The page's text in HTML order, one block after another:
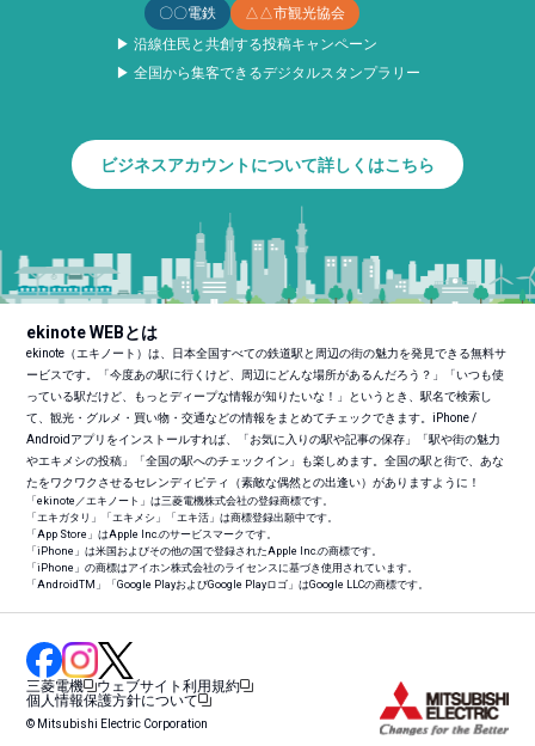
〇〇電鉄
△△市観光協会
▶ 沿線住民と共創する投稿キャンペーン
▶ 全国から集客できるデジタルスタンプラリー
ビジネスアカウントについて詳しくはこちら
ekinote WEBとは
ekinote（エキノート）は、日本全国すべての鉄道駅と周辺の街の魅力を発見できる無料サ
ービスです。「今度あの駅に行くけど、周辺にどんな場所があるんだろう？」「いつも使
っている駅だけど、もっとディープな情報が知りたいな！」というとき、駅名で検索し
て、観光・グルメ・買い物・交通などの情報をまとめてチェックできます。iPhone /
Androidアプリをインストールすれば、「お気に入りの駅や記事の保存」「駅や街の魅力
やエキメシの投稿」「全国の駅へのチェックイン」も楽しめます。全国の駅と街で、あな
たをワクワクさせるセレンディピティ（素敵な偶然との出逢い）がありますように！
「ekinote／エキノート」は三菱電機株式会社の登録商標です。
「エキガタリ」「エキメシ」「エキ活」は商標登録出願中です。
「App Store」はApple Inc.のサービスマークです。
「iPhone」は米国およびその他の国で登録されたApple Inc.の商標です。
「iPhone」の商標はアイホン株式会社のライセンスに基づき使用されています。
「AndroidTM 」「Google PlayおよびGoogle Playロゴ」はGoogle LLCの商標です。
三菱電機
ウェブサイト利用規約
個人情報保護方針について
© Mitsubishi Electric Corporation